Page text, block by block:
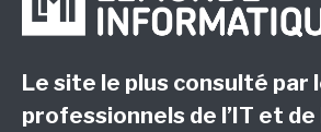
Le site le plus consulté par
professionnels de l’IT et de